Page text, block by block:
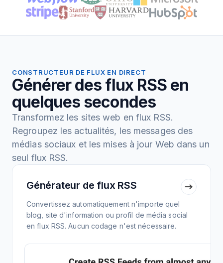
CONSTRUCTEUR DE FLUX EN DIRECT
Générer des flux RSS en
quelques secondes
Transformez les sites web en flux RSS.
Regroupez les actualités, les messages des
médias sociaux et les mises à jour Web dans un
seul flux RSS.
Générateur de flux RSS
Convertissez automatiquement n'importe quel
blog, site d'information ou profil de média social
en flux RSS. Aucun codage n'est nécessaire.